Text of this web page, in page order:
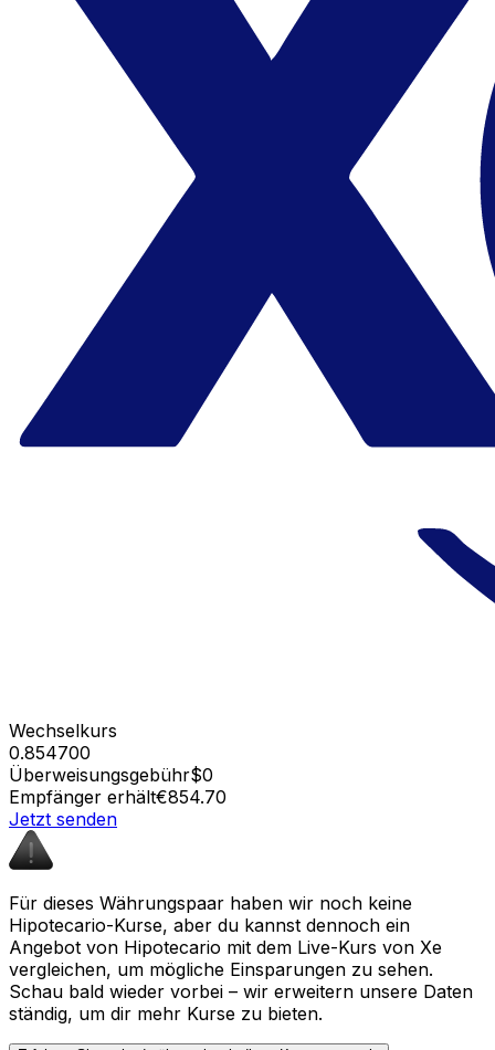
Wechselkurs
0.854700
Überweisungsgebühr$0
Empfänger erhält€854.70
Jetzt senden
Für dieses Währungspaar haben wir noch keine
Hipotecario-Kurse, aber du kannst dennoch ein
Angebot von Hipotecario mit dem Live-Kurs von Xe
vergleichen, um mögliche Einsparungen zu sehen.
Schau bald wieder vorbei – wir erweitern unsere Daten
ständig, um dir mehr Kurse zu bieten.